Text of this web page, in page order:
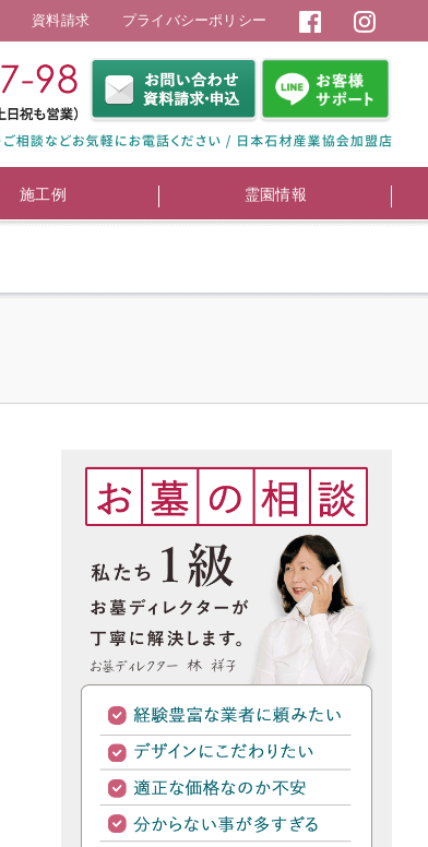
資料請求 プライバシーポリシー
施工例 霊園情報